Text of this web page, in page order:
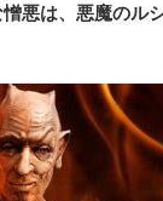
悪は、悪魔のル